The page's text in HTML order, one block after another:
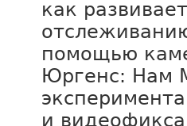
как
помощью
Юргенс: Нам
и